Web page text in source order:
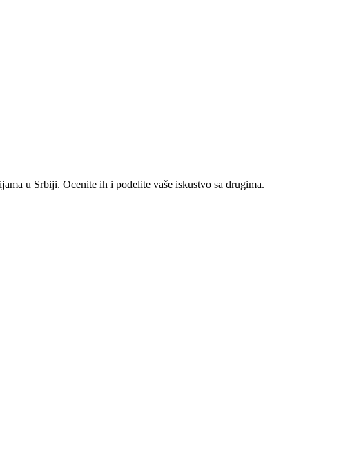
u Srbiji. Ocenite ih i podelite vaše iskustvo sa drugima.